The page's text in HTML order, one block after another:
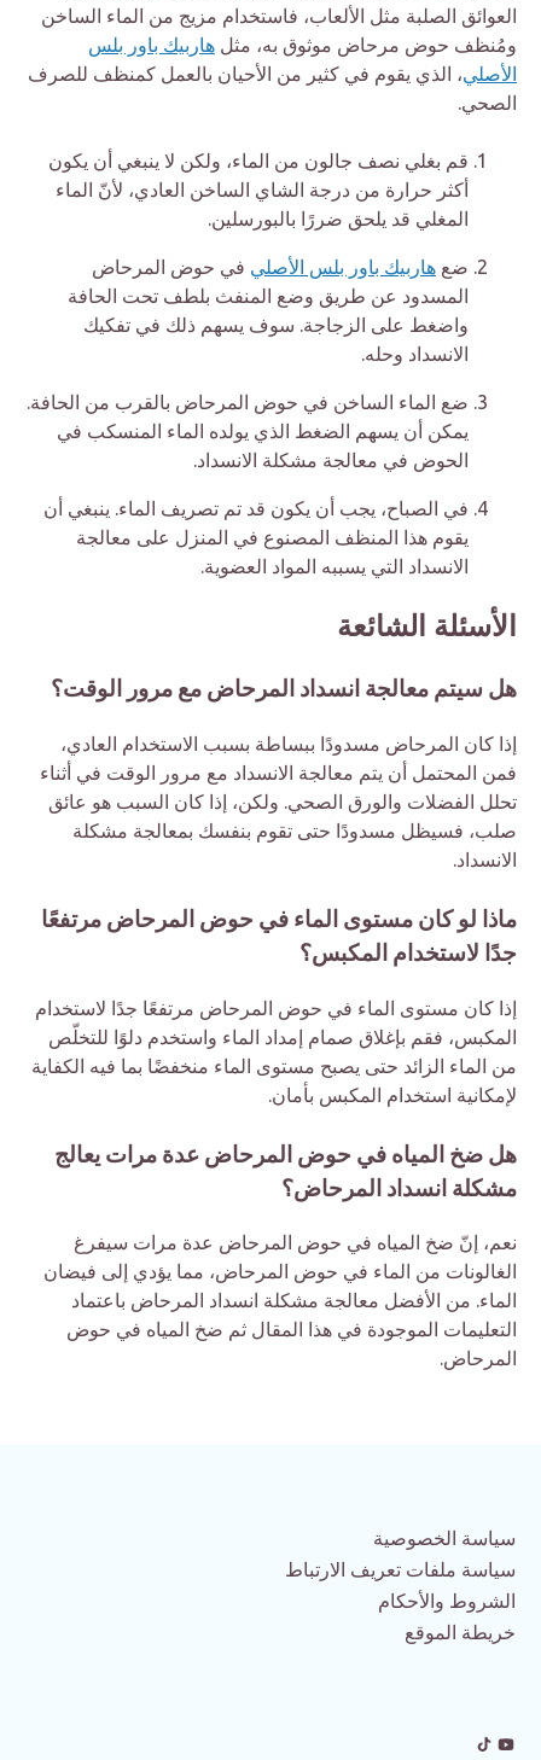
العوائق الصلبة مثل الألعاب، فاستخدام مزيج من الماء الساخن
ومُنظف حوض مرحاض موثوق به، مثل هاربيك باور بلس
الأصلي، الذي يقوم في كثير من الأحيان بالعمل كمنظف للصرف
الصحي.
قم بغلي نصف جالون من الماء، ولكن لا ينبغي أن يكون
أكثر حرارة من درجة الشاي الساخن العادي، لأنّ الماء
المغلي قد يلحق ضررًا بالبورسلين.
ضع هاربيك باور بلس الأصلي في حوض المرحاض
المسدود عن طريق وضع المنفث بلطف تحت الحافة
واضغط على الزجاجة. سوف يسهم ذلك في تفكيك
الانسداد وحله.
ضع الماء الساخن في حوض المرحاض بالقرب من الحافة.
يمكن أن يسهم الضغط الذي يولده الماء المنسكب في
الحوض في معالجة مشكلة الانسداد.
في الصباح، يجب أن يكون قد تم تصريف الماء. ينبغي أن
يقوم هذا المنظف المصنوع في المنزل على معالجة
الانسداد التي يسببه المواد العضوية.
الأسئلة الشائعة
هل سيتم معالجة انسداد المرحاض مع مرور الوقت؟
إذا كان المرحاض مسدودًا ببساطة بسبب الاستخدام العادي،
فمن المحتمل أن يتم معالجة الانسداد مع مرور الوقت في أثناء
تحلل الفضلات والورق الصحي. ولكن، إذا كان السبب هو عائق
صلب، فسيظل مسدودًا حتى تقوم بنفسك بمعالجة مشكلة
الانسداد.
ماذا لو كان مستوى الماء في حوض المرحاض مرتفعًا
جدًا لاستخدام المكبس؟
إذا كان مستوى الماء في حوض المرحاض مرتفعًا جدًا لاستخدام
المكبس، فقم بإغلاق صمام إمداد الماء واستخدم دلوًا للتخلّص
من الماء الزائد حتى يصبح مستوى الماء منخفضًا بما فيه الكفاية
لإمكانية استخدام المكبس بأمان.
هل ضخ المياه في حوض المرحاض عدة مرات يعالج
مشكلة انسداد المرحاض؟
نعم، إنّ ضخ المياه في حوض المرحاض عدة مرات سيفرغ
الغالونات من الماء في حوض المرحاض، مما يؤدي إلى فيضان
الماء. من الأفضل معالجة مشكلة انسداد المرحاض باعتماد
التعليمات الموجودة في هذا المقال ثم ضخ المياه في حوض
المرحاض.
سياسة الخصوصية
سياسة ملفات تعريف الارتباط
الشروط والأحكام
خريطة الموقع